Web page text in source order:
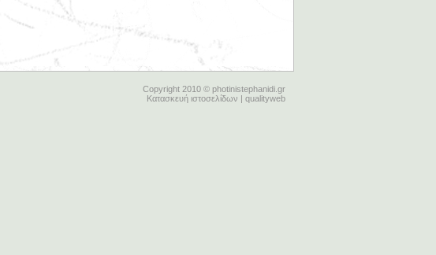
Copyright 2010 © photinistephanidi.gr
Κατασκευή ιστοσελίδων | qualityweb